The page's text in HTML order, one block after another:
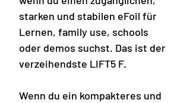
starken und stabilen eFoil für
Lernen, family use, schools
oder demos suchst. Das ist der
verzeihendste LIFT5 F.
Wenn du ein kompakteres und